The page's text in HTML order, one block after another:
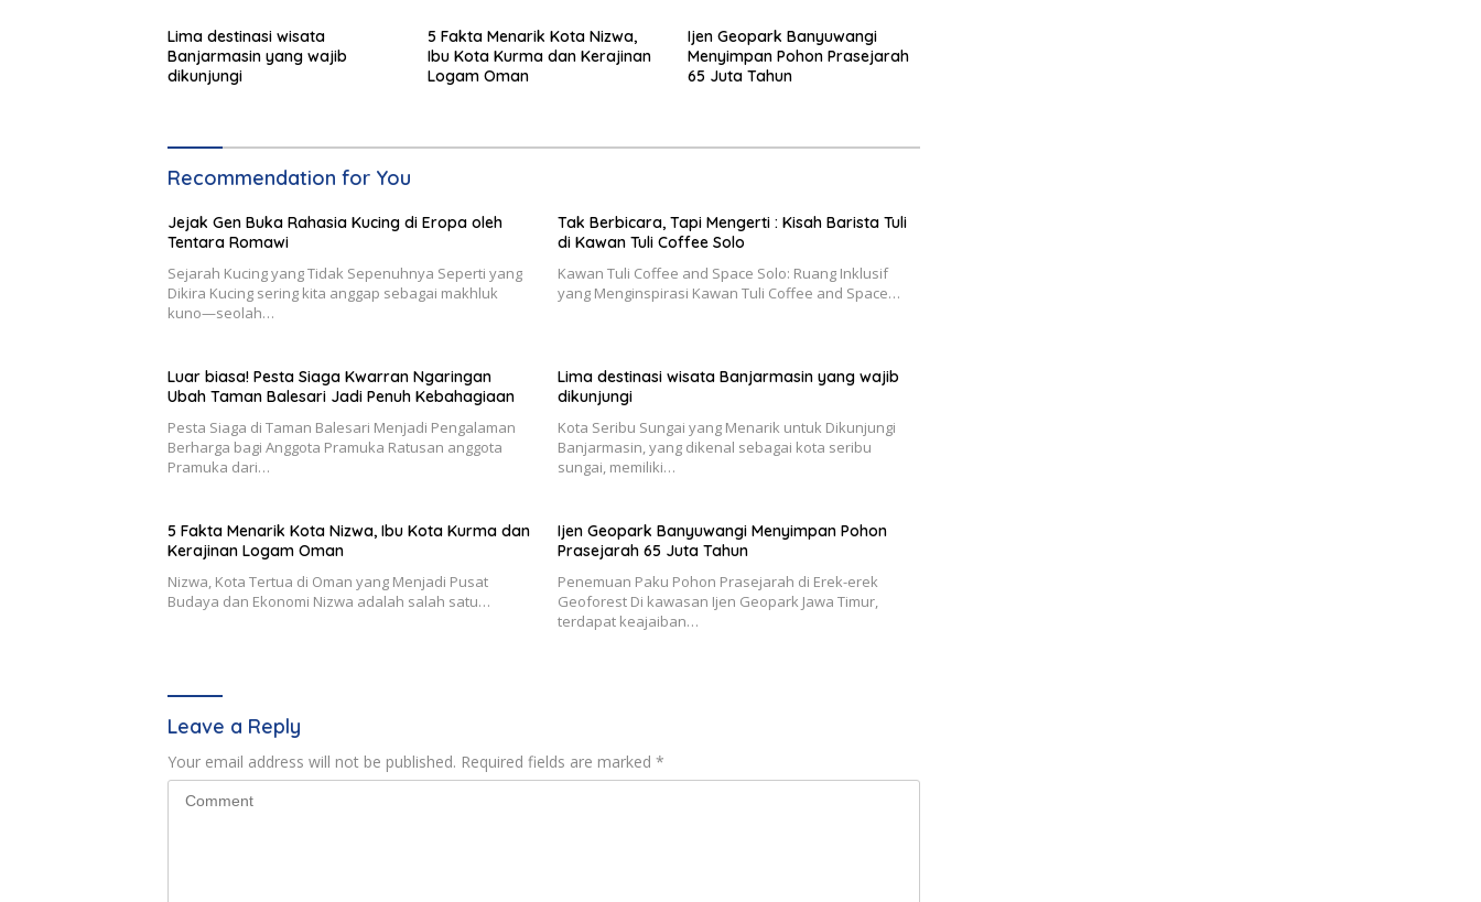
Lima destinasi wisata
Banjarmasin yang wajib
dikunjungi
5 Fakta Menarik Kota Nizwa,
Ibu Kota Kurma dan Kerajinan
Logam Oman
Ijen Geopark Banyuwangi
Menyimpan Pohon Prasejarah
65 Juta Tahun
Recommendation for You
Jejak Gen Buka Rahasia Kucing di Eropa oleh
Tentara Romawi
Sejarah Kucing yang Tidak Sepenuhnya Seperti yang
Dikira Kucing sering kita anggap sebagai makhluk
kuno—seolah…
Tak Berbicara, Tapi Mengerti : Kisah Barista Tuli
di Kawan Tuli Coffee Solo
Kawan Tuli Coffee and Space Solo: Ruang Inklusif
yang Menginspirasi Kawan Tuli Coffee and Space…
Luar biasa! Pesta Siaga Kwarran Ngaringan
Ubah Taman Balesari Jadi Penuh Kebahagiaan
Pesta Siaga di Taman Balesari Menjadi Pengalaman
Berharga bagi Anggota Pramuka Ratusan anggota
Pramuka dari…
Lima destinasi wisata Banjarmasin yang wajib
dikunjungi
Kota Seribu Sungai yang Menarik untuk Dikunjungi
Banjarmasin, yang dikenal sebagai kota seribu
sungai, memiliki…
5 Fakta Menarik Kota Nizwa, Ibu Kota Kurma dan
Kerajinan Logam Oman
Nizwa, Kota Tertua di Oman yang Menjadi Pusat
Budaya dan Ekonomi Nizwa adalah salah satu…
Ijen Geopark Banyuwangi Menyimpan Pohon
Prasejarah 65 Juta Tahun
Penemuan Paku Pohon Prasejarah di Erek-erek
Geoforest Di kawasan Ijen Geopark Jawa Timur,
terdapat keajaiban…
Leave a Reply
Your email address will not be published. Required fields are marked *